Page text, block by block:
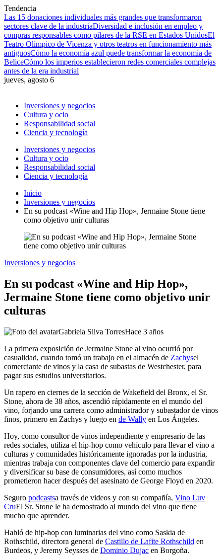
Tendencia
Las 15 donaciones individuales más grandes que transformaron
sectores clave de la industriaDiversidad e inclusión en empleo y
compras responsables como pilares de la RSE en Estados UnidosEl
Teatro Olímpico de Vicenza y otros teatros en funcionamiento más
antiguosCómo la economía azul puede transformar la economía de
BeliceCómo los imperios establecieron redes comerciales complejas
antes de la era industrial
jueves, agosto 6
Inversiones y negocios
Cultura y ocio
Responsabilidad social
Ciencia y tecnología
Inversiones y negocios
Cultura y ocio
Responsabilidad social
Ciencia y tecnología
Inicio
Inversiones y negocios
En su podcast «Wine and Hip Hop», Jermaine Stone tiene
como objetivo unir culturas
Inversiones y negocios
En su podcast «Wine and Hip Hop»,
Jermaine Stone tiene como objetivo unir
culturas
Gabriela Silva TorresHace 3 años
La primera exposición de Jermaine Stone al vino ocurrió por
casualidad, cuando tomó un trabajo en el almacén de Zachysel
comerciante de vinos y la casa de subastas de Westchester, para
pagar sus estudios universitarios.
Un rapero en ciernes de la sección de Wakefield del Bronx, el Sr.
Stone, ahora de 38 años, ascendió rápidamente en el mundo del
vino, forjando una carrera como administrador y subastador de vinos
finos, primero en Zachys y luego en de Wally en Los Ángeles.
Hoy, como consultor de vinos independiente y empresario de las
redes sociales, utiliza el hip-hop como vehículo para llevar el vino a
culturas y comunidades históricamente ignoradas por la industria,
mientras trabaja con componentes clave del comercio para expandir
y diversificar su base de consumidores, así como muchos
prometieron hacer después del asesinato de George Floyd en 2020.
Seguro podcastsa través de videos y con su compañía, Vino Luv
CruEl Sr. Stone le ha demostrado al mundo del vino que tiene
mucho que aprender.
Habló de hip-hop con luminarias del vino como Saskia de
Rothschild, directora general de Castillo de Lafite Rothschild en
Burdeos, y Jeremy Seysses de Dominio Dujac en Borgoña.